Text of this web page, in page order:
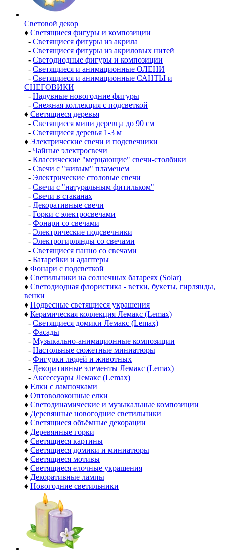
Световой декор
♦ Светящиеся фигуры и композиции
- Светящиеся фигуры из акрила
- Светящиеся фигуры из акриловых нитей
- Светодиодные фигуры и композиции
- Светящиеся и анимационные ОЛЕНИ
- Светящиеся и анимационные САНТЫ и
СНЕГОВИКИ
- Надувные новогодние фигуры
- Снежная коллекция с подсветкой
♦ Светящиеся деревья
- Светящиеся мини деревца до 90 см
- Светящиеся деревья 1-3 м
♦ Электрические свечи и подсвечники
- Чайные электросвечи
- Классические "мерцающие" свечи-столбики
- Свечи с "живым" пламенем
- Электрические столовые свечи
- Свечи с "натуральным фитильком"
- Свечи в стаканах
- Декоративные свечи
- Горки с электросвечами
- Фонари со свечами
- Электрические подсвечники
- Электрогирлянды со свечами
- Светящиеся панно со свечами
- Батарейки и адаптеры
♦ Фонари с подсветкой
♦ Светильники на солнечных батареях (Solar)
♦ Светодиодная флористика - ветки, букеты, гирлянды,
венки
♦ Подвесные светящиеся украшения
♦ Керамическая коллекция Лемакс (Lemax)
- Светящиеся домики Лемакс (Lemax)
- Фасады
- Музыкально-анимационные композиции
- Настольные сюжетные миниатюры
- Фигурки людей и животных
- Декоративные элементы Лемакс (Lemax)
- Аксессуары Лемакс (Lemax)
♦ Елки с лампочками
♦ Оптоволоконные елки
♦ Светодинамические и музыкальные композиции
♦ Деревянные новогодние светильники
♦ Светящиеся объёмные декорации
♦ Деревянные горки
♦ Светящиеся картины
♦ Светящиеся домики и миниатюры
♦ Светящиеся мотивы
♦ Светящиеся елочные украшения
♦ Декоративные лампы
♦ Новогодние светильники